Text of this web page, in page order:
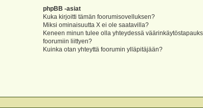
phpBB -asiat
Kuka kirjoitti tämän foorumisovelluksen?
Miksi ominaisuutta X ei ole saatavilla?
Keneen minun tulee olla yhteydessä
foorumiin liittyen?
Kuinka otan yhteyttä foorumin ylläpitäjään?